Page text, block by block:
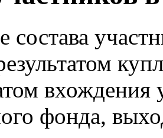
состава
вхождения
фонда,